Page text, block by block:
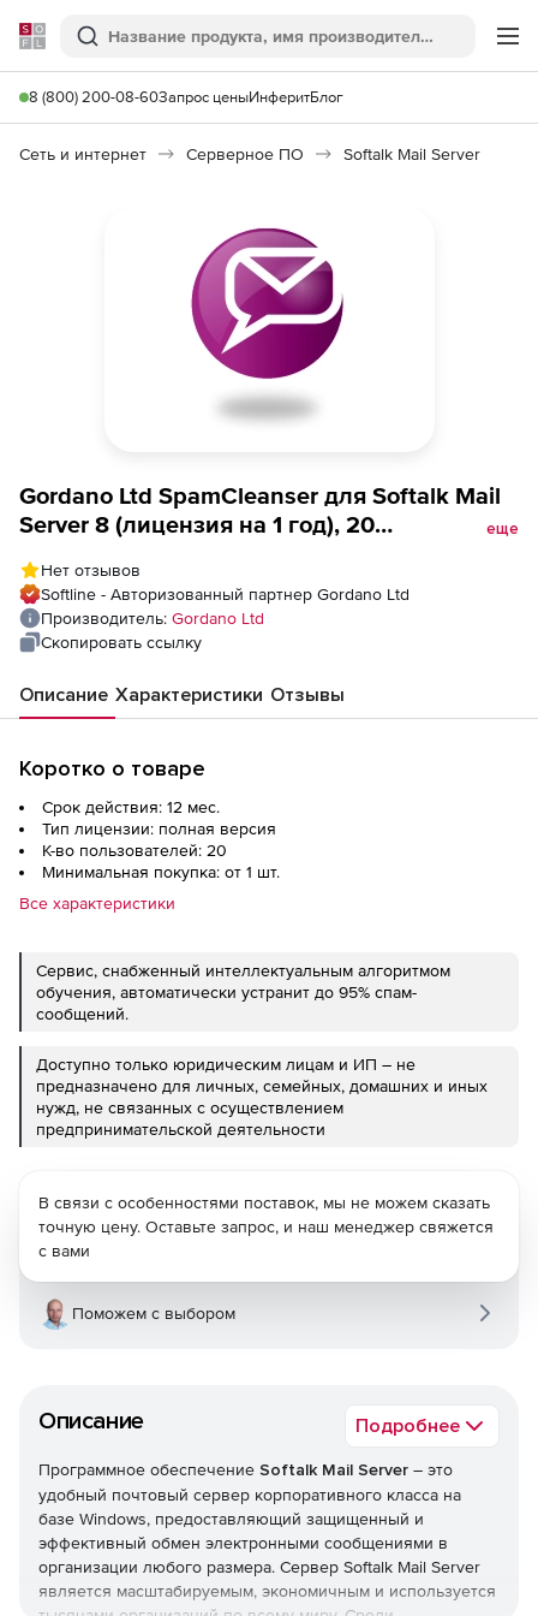
Softline
Поиск
8 (800) 200-08-60Запрос ценыИнферитБлог
Сеть и интернет Серверное ПО Softalk Mail Server
Gordano Ltd SpamCleanser для Softalk Mail
Server 8 (лицензия на 1 год), 20
еще
Нет отзывов
Softline - Авторизованный партнер Gordano Ltd
Производитель: Gordano Ltd
Скопировать ссылку
Описание Характеристики Отзывы
Коротко о товаре
Срок действия: 12 мес.
Тип лицензии: полная версия
К-во пользователей: 20
Минимальная покупка: от 1 шт.
Все характеристики
Сервис, снабженный интеллектуальным алгоритмом
обучения, автоматически устранит до 95% спам-
сообщений.
Доступно только юридическим лицам и ИП – не
предназначено для личных, семейных, домашних и иных
нужд, не связанных с осуществлением
предпринимательской деятельности
Описание Подробнее
Программное обеспечение Softalk Mail Server – это
удобный почтовый сервер корпоративного класса на
базе Windows, предоставляющий защищенный и
эффективный обмен электронными сообщениями в
организации любого размера. Сервер Softalk Mail Server
является масштабируемым, экономичным и используется
В связи с особенностями поставок, мы не можем сказать
точную цену. Оставьте запрос, и наш менеджер свяжется
с вами
Поможем с выбором